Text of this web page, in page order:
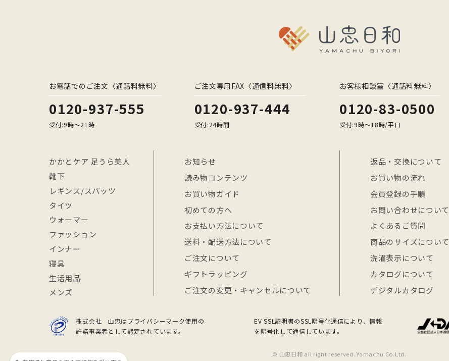
お電話でのご注文〈通話料無料〉
0120-937-555
受付:9時〜21時
ご注文専用FAX〈通信料無料〉
0120-937-444
受付:24時間
お客様相談室〈通話料無料〉
0120-83-0500
受付:9時〜18時/平日
かかとケア 足うら美人
靴下
レギンス/スパッツ
タイツ
ウォーマー
ファッション
インナー
寝具
生活用品
メンズ
お知らせ
読み物コンテンツ
お買い物ガイド
初めての方へ
お支払い方法について
送料・配送方法について
ご注文について
ギフトラッピング
ご注文の変更・キャンセルについて
返品・交換について
お買い物の流れ
会員登録の手順
お問い合わせについて
よくあるご質問
商品のサイズについて
洗濯表示について
カタログについて
デジタルカタログ
株式会社 山忠はプライバシーマーク使用の
許諾事業者として認定されています。
EV SSL証明書のSSL暗号化通信により、情報
を暗号化して通信しています。
© 山忠日和 all right reserved. Yamachu Co.Ltd.